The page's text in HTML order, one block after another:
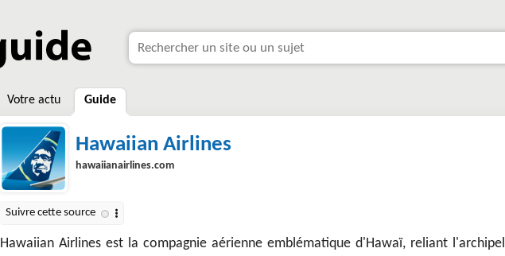
Votre actu Guide
Hawaiian Airlines
hawaiianairlines.com
Hawaiian Airlines est la compagnie aérienne emblématique d'Hawaï, reliant l'archipel